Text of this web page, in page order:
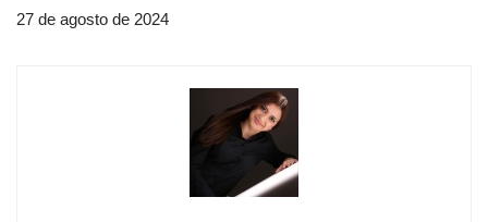
27 de agosto de 2024